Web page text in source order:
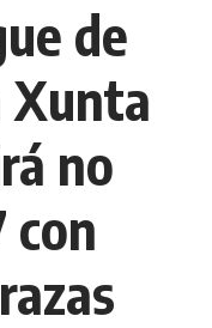
de
Xunta
no
con